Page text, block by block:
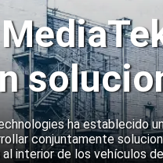
a
ha establecido
conjuntamente
interior de los vehículos